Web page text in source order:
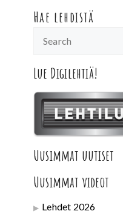
Hae lehdistä
Lue Digilehtiä!
Uusimmat uutiset
Uusimmat videot
Lehdet 2026